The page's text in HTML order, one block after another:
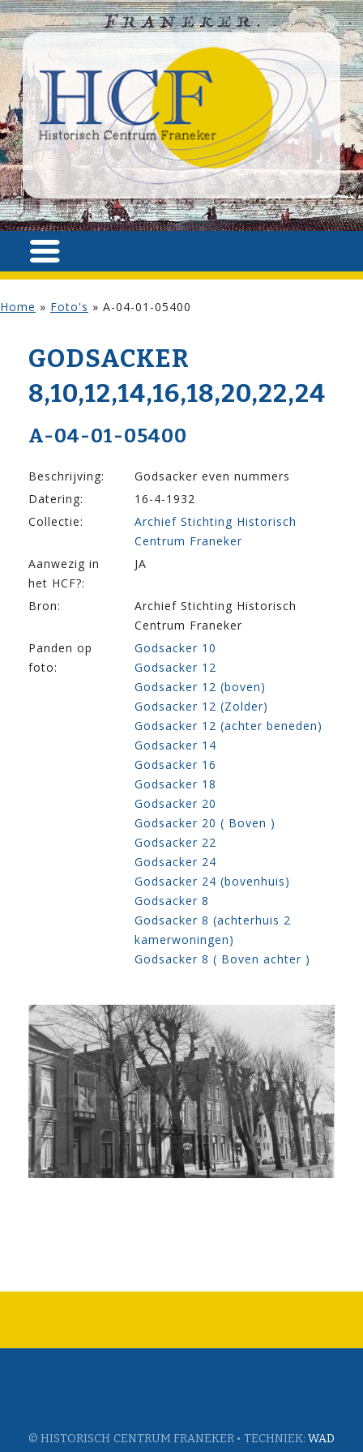
Home » Foto's » A-04-01-05400
GODSACKER
8,10,12,14,16,18,20,22,24
A-04-01-05400
Beschrijving:
Godsacker even nummers
Datering:
16-4-1932
Collectie:
Archief Stichting Historisch
Centrum Franeker
Aanwezig in
het HCF?:
JA
Bron:
Archief Stichting Historisch
Centrum Franeker
Panden op
foto:
Godsacker 10
Godsacker 12
Godsacker 12 (boven)
Godsacker 12 (Zolder)
Godsacker 12 (achter beneden)
Godsacker 14
Godsacker 16
Godsacker 18
Godsacker 20
Godsacker 20 ( Boven )
Godsacker 22
Godsacker 24
Godsacker 24 (bovenhuis)
Godsacker 8
Godsacker 8 (achterhuis 2
kamerwoningen)
Godsacker 8 ( Boven achter )
© HISTORISCH CENTRUM FRANEKER • TECHNIEK: WAD